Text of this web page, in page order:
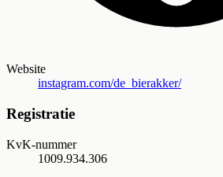
Website
instagram.com/de_bierakker/
Registratie
KvK-nummer
1009.934.306